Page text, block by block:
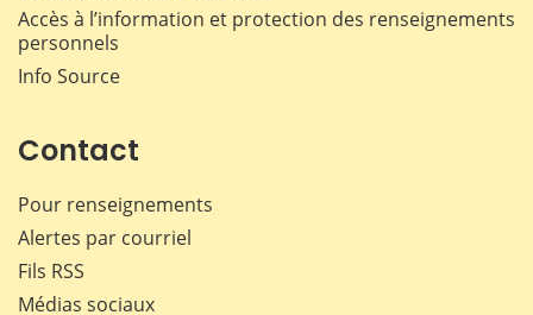
Accès à l’information et protection des renseignements
personnels
Info Source
Contact
Pour renseignements
Alertes par courriel
Fils RSS
Médias sociaux